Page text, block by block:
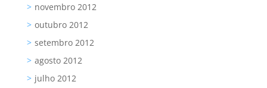
novembro 2012
outubro 2012
setembro 2012
agosto 2012
julho 2012